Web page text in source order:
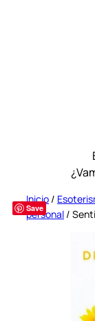
Save
Inicio /
personal /